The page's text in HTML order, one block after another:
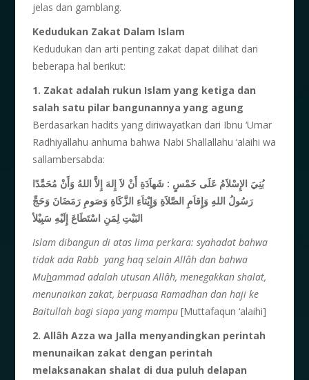
jelas dan gamblang.
Kedudukan Zakat Dalam Islam
Kedudukan dan arti penting zakat dapat dilihat dari
beberapa hal berikut:
1. Zakat adalah rukun Islam yang ketiga dan
salah satu pilar bangunannya yang agung
Berdasarkan hadits yang diriwayatkan dari Ibnu ‘Umar
Radhiyallahu anhuma bahwa Nabi Shallallahu ‘alaihi wa
sallambersabda:
بُنِيَ الإِسْلاَمُ عَلَى خَمْسٍ : شَهاَدَةِ أَنْ لاَ إِلهَ إِلاَّ اللهُ وَأَنْ مُحَمَّدًا
رَسُولُ اللهِ وَإِقاَمِ الصَّلاَةِ وَإِيْتاَءِ الزَّكَاةِ وَصَومِ رَمَضَانَ وَحَجِّ
البَيْتِ لِمَنِ اسْتَطَاعَ إِلَيْهِ سَبِيْلأ
Islam dibangun di atas lima perkara: syahadat bahwa
tidak ada Rabb yang haq selain Allâh dan bahwa
Muhammad adalah utusan Allâh, menegakkan shalat,
menunaikan zakat, berpuasa Ramadhan dan haji ke
Baitullah bagi siapa yang mampu[Muttafaqun ‘alaihi]
2. Allâh Azza wa Jalla menyandingkan perintah
menunaikan zakat dengan perintah
melaksanakan shalat di dua puluh delapan